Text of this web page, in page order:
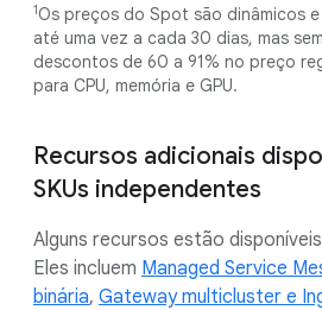
1Os preços do Spot são dinâmicos
até uma vez a cada 30 dias, mas
descontos de 60 a 91% no preço
para CPU, memória e GPU.
Recursos adicionais
SKUs independentes
Alguns recursos estão disponíveis
Eles incluem Managed Service
binária, Gateway multicluster e